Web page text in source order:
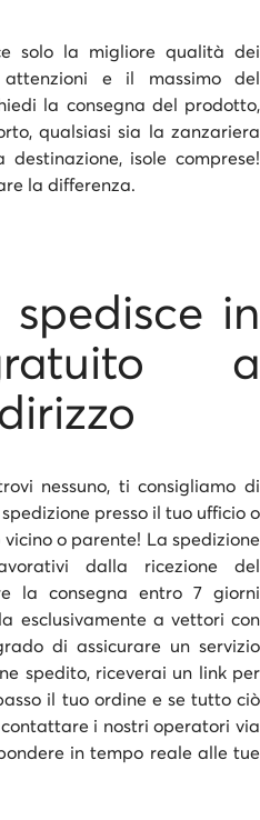
solo la migliore qualità dei
e il massimo del
la consegna del prodotto,
qualsiasi sia la zanzariera
isole comprese!
la differenza.
spedisce in
a
nessuno, ti consigliamo di
presso il tuo ufficio o
o parente! La spedizione
dalla ricezione del
la consegna entro 7 giorni
esclusivamente a vettori con
di assicurare un servizio
spedito, riceverai un link per
il tuo ordine e se tutto ciò
i nostri operatori via
in tempo reale alle tue